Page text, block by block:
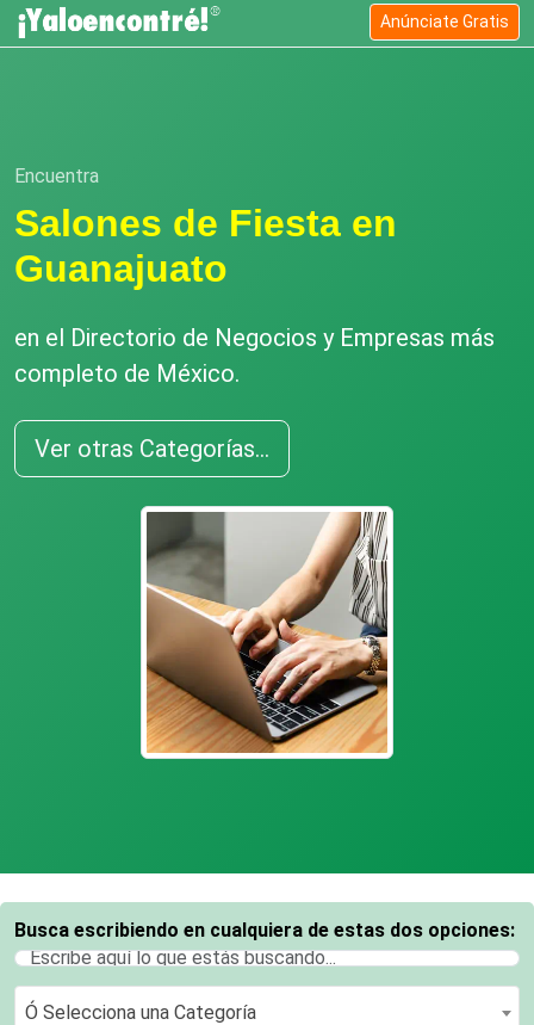
Anúnciate Gratis
Encuentra
Salones de Fiesta en
Guanajuato
en el Directorio de Negocios y Empresas más
completo de México.
Ver otras Categorías...
Busca escribiendo en cualquiera de estas dos opciones:
Ó Selecciona una Categoría
Ó Selecciona una Categoría